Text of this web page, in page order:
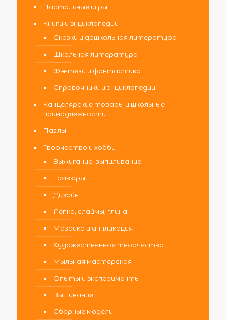
Настольные игры
Книги и энциклопедии
Сказки и дошкольная литература
Школьная литература
Фэнтези и фантастика
Справочники и энциклопедии
Канцелярские товары и школьные
принадлежности
Пазлы
Творчество и хобби
Выжигание, выпиливание
Гравюры
Дизайн
Лепка, слаймы, глина
Мозаика и аппликация
Художественное творчество
Мыльная мастерская
Опыты и эксперименты
Вышивание
Сборные модели